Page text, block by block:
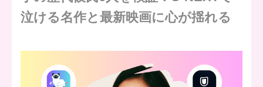
泣ける名作と最新映画に心が揺れる